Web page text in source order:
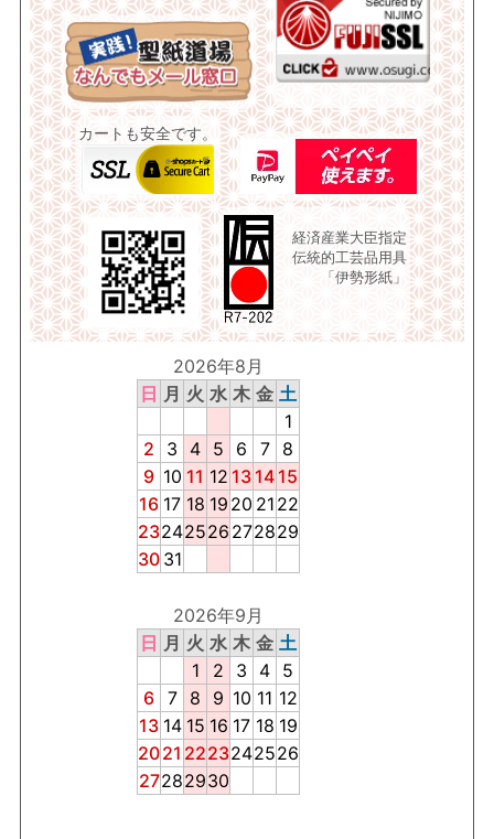
カートも安全です。
経済産業大臣指定
伝統的工芸品用具
「伊勢形紙」
2026年8月
日 月 火 水 木 金 土
1
2
3 4 5 6 7
8
9 10 11 12 13 14 15
16 17 18 19 20 21 22
23242526 272829
30 31
2026年9月
日 月 火 水 木 金 土
1
2 3 4 5
6 7 8 9 10 11 12
13 14 15 16 17 18 19
2021 2223242526
27282930